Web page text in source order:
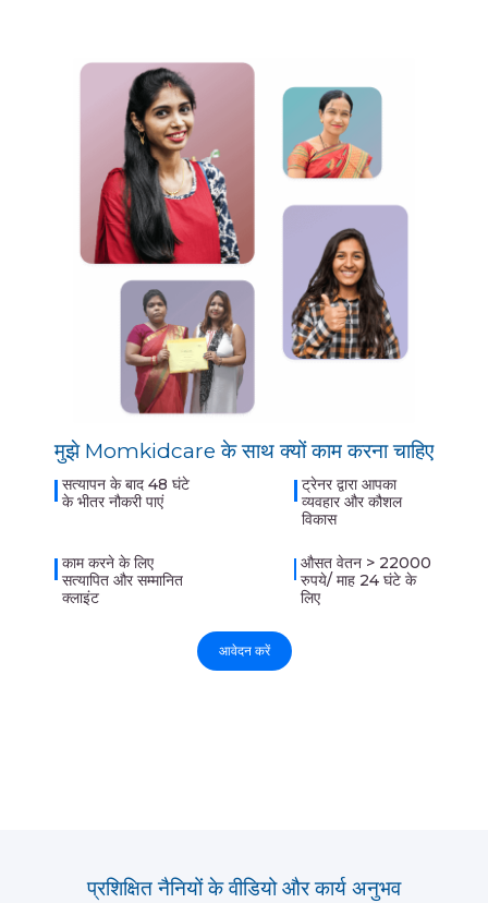
मुझे Momkidcare के साथ क्यों काम करना चाहिए
सत्यापन के बाद 48 घंटे
के भीतर नौकरी पाएं
ट्रेनर द्वारा आपका
व्यवहार और कौशल
विकास
काम करने के लिए
सत्यापित और सम्मानित
क्लाइंट
औसत वेतन > 22000
रुपये/ माह 24 घंटे के
लिए
आवेदन करें
प्रशिक्षित नैनियों के वीडियो और कार्य अनुभव